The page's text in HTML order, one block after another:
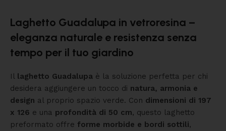
Laghetto Guadalupa in vetroresina –
eleganza naturale e resistenza senza
tempo per il tuo giardino
Il laghetto Guadalupa è la soluzione perfetta per chi
desidera aggiungere un tocco di natura, armonia e
design al proprio spazio verde. Con dimensioni di 197
x 126 e una profondità di 50 cm, questo laghetto
preformato offre forme morbide e bordi sottili,